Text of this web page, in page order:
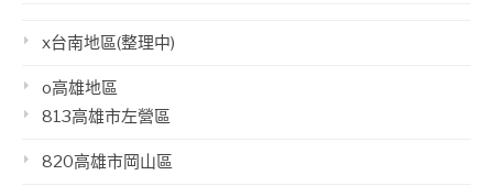
x台南地區(整理中)
o高雄地區
813高雄市左營區
820高雄市岡山區